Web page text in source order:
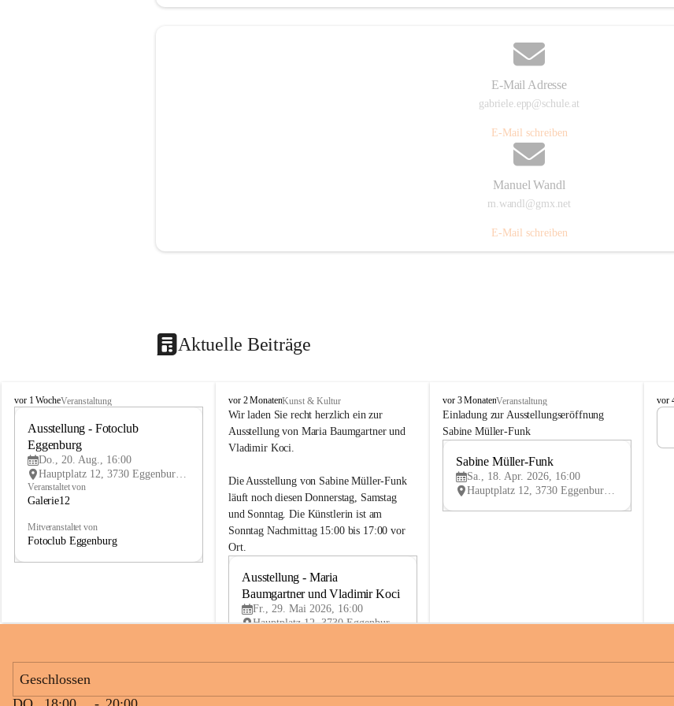
E-Mail Adresse
gabriele.epp@schule.at
E-Mail schreiben
Manuel Wandl
m.wandl@gmx.net
E-Mail schreiben
Aktuelle Beiträge
G
vor 1 WocheVeranstaltung
Ausstellung - Fotoclub
Eggenburg
Do., 20. Aug., 16:00
Hauptplatz 12, 3730 Eggenburg, AUT
Veranstaltet von
Galerie12
Mitveranstaltet von
Fotoclub Eggenburg
G
a
l
e
e
2
1
vor 2 MonatenKunst & Kultur
Wir laden Sie recht herzlich ein zur
Ausstellung von Maria Baumgartner und
Vladimir Koci.
Die Ausstellung von Sabine Müller-Funk
läuft noch diesen Donnerstag, Samstag
und Sonntag. Die Künstlerin ist am
Sonntag Nachmittag 15:00 bis 17:00 vor
Ort.
MAI
Ausstellung - Maria
Baumgartner und Vladimir Koci
Fr., 29. Mai 2026, 16:00
Hauptplatz 12, 3730 Eggenburg, AUT
G
a
l
e
1
vor 3 MonatenVeranstaltung
Einladung zur Ausstellungseröffnung
Sabine Müller-Funk
Sabine Müller-Funk
Sa., 18. Apr. 2026, 16:00
Hauptplatz 12, 3730 Eggenburg, AUT
G
a
e
vor
Geschlossen